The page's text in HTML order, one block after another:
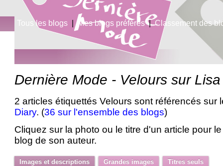
Tous les blogs | Mes blogs préférés|Classement des
Dernière Mode - Velours sur
2 articles étiquettés Velours sont référencés sur
Diary. (36 sur l'ensemble des blogs)
Cliquez sur la photo ou le titre d'un article pour
blog de son auteur.
Images et descriptions Grandes images Titres seuls